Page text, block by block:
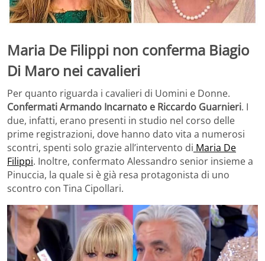
Maria De Filippi non conferma Biagio
Di Maro nei cavalieri
Per quanto riguarda i cavalieri di Uomini e Donne.
Confermati Armando Incarnato e Riccardo Guarnieri. I
due, infatti, erano presenti in studio nel corso delle
prime registrazioni, dove hanno dato vita a numerosi
scontri, spenti solo grazie all’intervento di Maria De
Filippi. Inoltre, confermato Alessandro senior insieme a
Pinuccia, la quale si è già resa protagonista di uno
scontro con Tina Cipollari.